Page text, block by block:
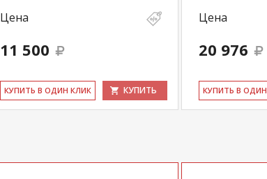
Цена
11 500
КУ­ПИТЬ В ОДИН КЛИК КУПИТЬ
Цена
20 976
КУ­ПИТЬ В